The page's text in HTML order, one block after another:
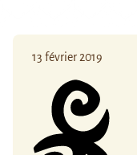
13 février 2019